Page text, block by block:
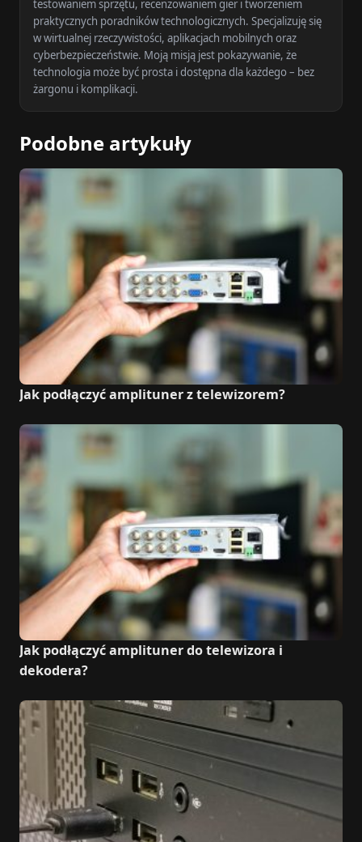
testowaniem sprzętu, recenzowaniem gier i tworzeniem
praktycznych poradników technologicznych. Specjalizuję się
w wirtualnej rzeczywistości, aplikacjach mobilnych oraz
cyberbezpieczeństwie. Moją misją jest pokazywanie, że
technologia może być prosta i dostępna dla każdego – bez
żargonu i komplikacji.
Podobne artykuły
Jak podłączyć amplituner z telewizorem?
Jak podłączyć amplituner do telewizora i
dekodera?